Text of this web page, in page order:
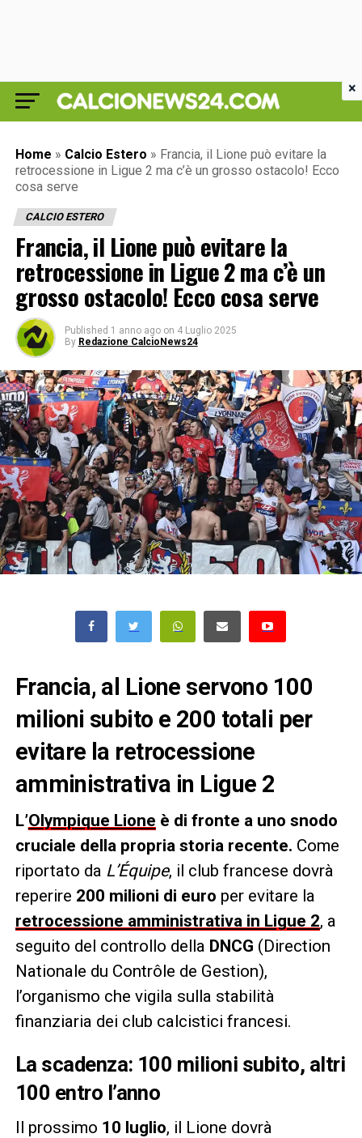
Home » Calcio Estero » Francia, il Lione può evitare la
retrocessione in Ligue 2 ma c’è un grosso ostacolo! Ecco
cosa serve
CALCIO ESTERO
Francia, il Lione può evitare la
retrocessione in Ligue 2 ma c’è un
grosso ostacolo! Ecco cosa serve
Published 1 anno ago on 4 Luglio 2025
By Redazione CalcioNews24
Francia, al Lione servono 100
milioni subito e 200 totali per
evitare la retrocessione
amministrativa in Ligue 2
L’Olympique Lione è di fronte a uno snodo
cruciale della propria storia recente. Come
riportato da L’Équipe, il club francese dovrà
reperire 200 milioni di euro per evitare la
retrocessione amministrativa in Ligue 2, a
seguito del controllo della DNCG (Direction
Nationale du Contrôle de Gestion),
l’organismo che vigila sulla stabilità
finanziaria dei club calcistici francesi.
La scadenza: 100 milioni subito, altri
100 entro l’anno
Il prossimo 10 luglio, il Lione dovrà
×